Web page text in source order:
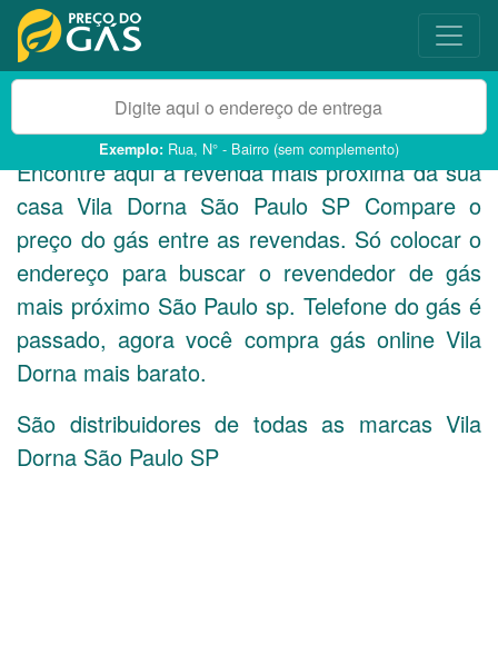
Exemplo: Rua, N° - Bairro (sem complemento)
Encontre aqui a revenda mais próxima da sua
casa Vila Dorna São Paulo SP Compare o
preço do gás entre as revendas. Só colocar o
endereço para buscar o revendedor de gás
mais próximo São Paulo sp. Telefone do gás é
passado, agora você compra gás online Vila
Dorna mais barato.
São distribuidores de todas as marcas Vila
Dorna São Paulo SP